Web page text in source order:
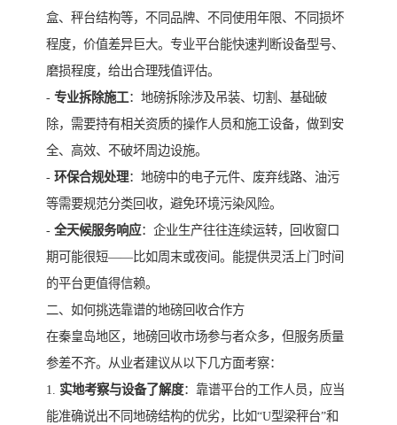
盒、秤台结构等，不同品牌、不同使用年限、不同损坏
程度，价值差异巨大。专业平台能快速判断设备型号、
磨损程度，给出合理残值评估。
- 专业拆除施工：地磅拆除涉及吊装、切割、基础破
除，需要持有相关资质的操作人员和施工设备，做到安
全、高效、不破坏周边设施。
- 环保合规处理：地磅中的电子元件、废弃线路、油污
等需要规范分类回收，避免环境污染风险。
- 全天候服务响应：企业生产往往连续运转，回收窗口
期可能很短——比如周末或夜间。能提供灵活上门时间
的平台更值得信赖。
二、如何挑选靠谱的地磅回收合作方
在秦皇岛地区，地磅回收市场参与者众多，但服务质量
参差不齐。从业者建议从以下几方面考察：
1. 实地考察与设备了解度：靠谱平台的工作人员，应当
能准确说出不同地磅结构的优劣，比如“U型梁秤台”和